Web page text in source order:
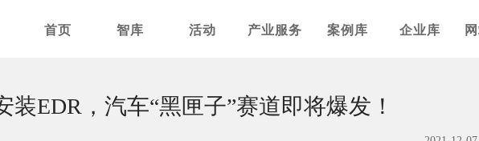
首页 智库 活动 产业服务 案例库 企业库
装EDR，汽车“黑匣子”赛道即将爆发！